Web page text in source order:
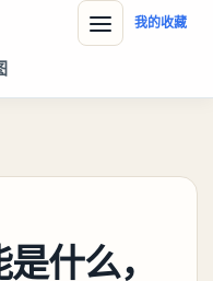
我的收藏
什么，